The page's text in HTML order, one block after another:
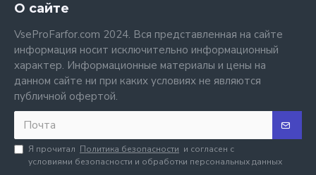
О сайте
VseProFarfor.com 2024. Вся представленная на сайте
информация носит исключительно информационный
характер. Информационные материалы и цены на
данном сайте ни при каких условиях не являются
публичной офертой.
Я прочитал Политика безопасности и согласен с
условиями безопасности и обработки персональных данных